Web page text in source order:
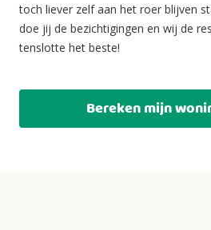
toch liever zelf aan het roer blijven
doe jij de bezichtigingen en wij de
tenslotte het beste!
Bereken mijn